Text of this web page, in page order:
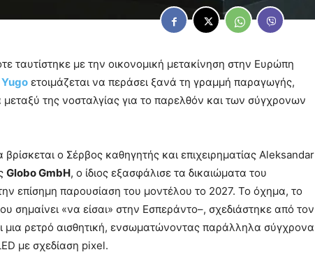
ταυτίστηκε με την οικονομική μετακίνηση στην Ευρώπη
Yugo ετοιμάζεται να περάσει ξανά τη γραμμή παραγωγής,
της νοσταλγίας για το παρελθόν και των σύγχρονων
ο Σέρβος καθηγητής και επιχειρηματίας Aleksandar
Globo GmbH, ο ίδιος εξασφάλισε τα δικαιώματα του
επίσημη παρουσίαση του μοντέλου το 2027. Το όχημα, το
σημαίνει «να είσαι» στην Εσπεράντο–, σχεδιάστηκε από τον
μια ρετρό αισθητική, ενσωματώνοντας παράλληλα σύγχρονα
με σχεδίαση pixel.